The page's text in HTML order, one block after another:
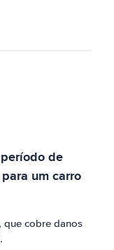
de
um carro
que cobre danos